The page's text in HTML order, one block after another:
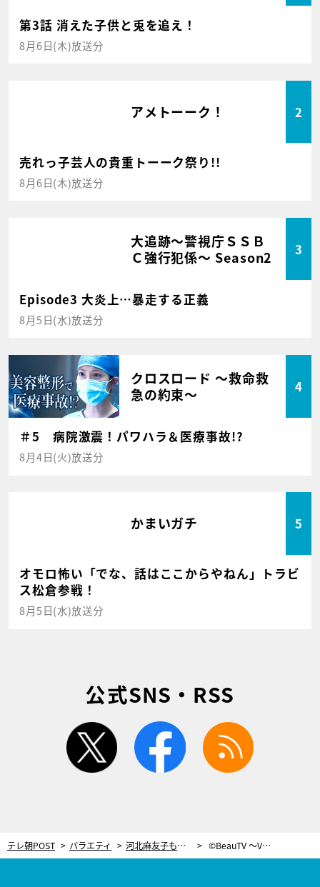
第3話 消えた子供と兎を追え！
8月6日(木)放送分
アメトーーク！ 2
売れっ子芸人の貴重トーーク祭り!!
8月6日(木)放送分
大追跡～警視庁ＳＳＢ
Ｃ強行犯係～ Season2
3
Episode3 大炎上…暴走する正義
8月5日(水)放送分
クロスロード ～救命救
急の約束～
4
＃5 病院激震！パワハラ＆医療事故!?
8月4日(火)放送分
かまいガチ 5
オモロ怖い「でな、話はここからやねん」トラビ
ス松倉参戦！
8月5日(水)放送分
公式SNS・RSS
twitter facebook
テレ朝POST バラエティ 河北麻友子も驚き！あの“文房具”を使う、キレイ＆簡単な「チェック柄ネイル」 ©BeauTV ～VOCE